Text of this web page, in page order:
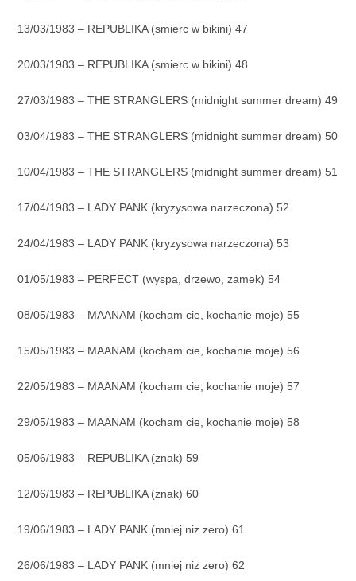
13/03/1983 – REPUBLIKA (smierc w bikini) 47
20/03/1983 – REPUBLIKA (smierc w bikini) 48
27/03/1983 – THE STRANGLERS (midnight summer dream) 49
03/04/1983 – THE STRANGLERS (midnight summer dream) 50
10/04/1983 – THE STRANGLERS (midnight summer dream) 51
17/04/1983 – LADY PANK (kryzysowa narzeczona) 52
24/04/1983 – LADY PANK (kryzysowa narzeczona) 53
01/05/1983 – PERFECT (wyspa, drzewo, zamek) 54
08/05/1983 – MAANAM (kocham cie, kochanie moje) 55
15/05/1983 – MAANAM (kocham cie, kochanie moje) 56
22/05/1983 – MAANAM (kocham cie, kochanie moje) 57
29/05/1983 – MAANAM (kocham cie, kochanie moje) 58
05/06/1983 – REPUBLIKA (znak) 59
12/06/1983 – REPUBLIKA (znak) 60
19/06/1983 – LADY PANK (mniej niz zero) 61
26/06/1983 – LADY PANK (mniej niz zero) 62